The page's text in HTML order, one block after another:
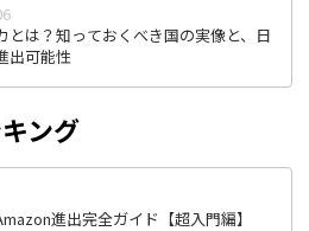
とは？知っておくべき国の実像と、日
出可能性
ング
進出完全ガイド【超入門編】